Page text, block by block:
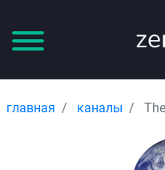
главная каналы